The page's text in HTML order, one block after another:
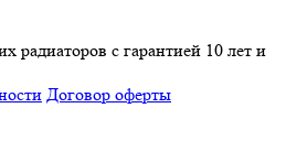
радиаторов с гарантией 10 лет и
Договор оферты